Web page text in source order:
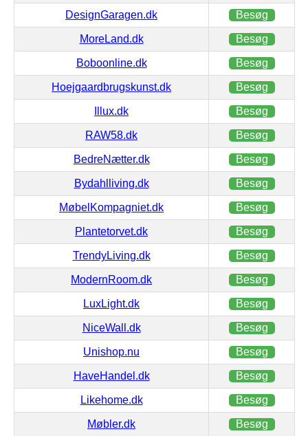
DesignGaragen.dk Besøg
MoreLand.dk Besøg
Boboonline.dk Besøg
Hoejgaardbrugskunst.dk Besøg
Illux.dk Besøg
RAW58.dk Besøg
BedreNætter.dk Besøg
Bydahlliving.dk Besøg
MøbelKompagniet.dk Besøg
Plantetorvet.dk Besøg
TrendyLiving.dk Besøg
ModernRoom.dk Besøg
LuxLight.dk Besøg
NiceWall.dk Besøg
Unishop.nu Besøg
HaveHandel.dk Besøg
Likehome.dk Besøg
Møbler.dk Besøg